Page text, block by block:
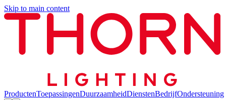
Skip to main content
ProductenToepassingenDuurzaamheidDienstenBedrijfOndersteuning